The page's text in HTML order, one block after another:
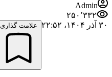
Admin
۲۵۰٬۳۳۲
۳۰ آذر ۱۴۰۴،‏ ۲۲:۵۲
علامت گذاری